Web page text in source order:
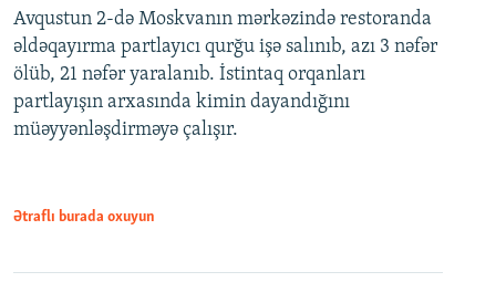
Avqustun 2-də Moskvanın mərkəzində restoranda
əldəqayırma partlayıcı qurğu işə salınıb, azı 3 nəfər
ölüb, 21 nəfər yaralanıb. İstintaq orqanları
partlayışın arxasında kimin dayandığını
müəyyənləşdirməyə çalışır.
Ətraflı burada oxuyun